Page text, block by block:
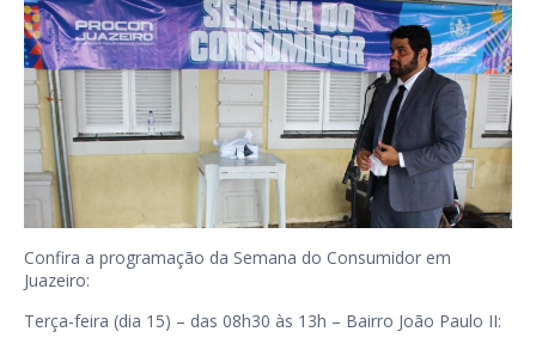
Confira a programação da Semana do Consumidor em
Juazeiro:
Terça-feira (dia 15) – das 08h30 às 13h – Bairro João Paulo II: